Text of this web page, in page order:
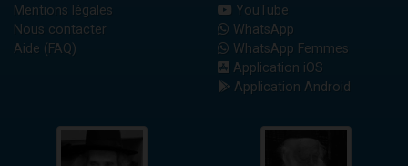
Mentions légales
Nous contacter
Aide (FAQ)
YouTube
WhatsApp
WhatsApp Femmes
Application iOS
Application Android